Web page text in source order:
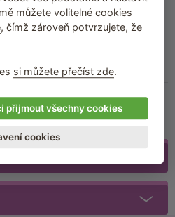
můžete volitelné cookies
, čímž zároveň potvrzujete, že
si můžete přečíst zde.
přijmout všechny cookies
cookies